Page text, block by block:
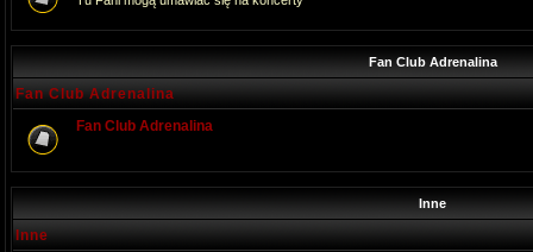
Fan Club Adrenalina
Fan Club Adrenalina
Fan Club Adrenalina
Inne
Inne